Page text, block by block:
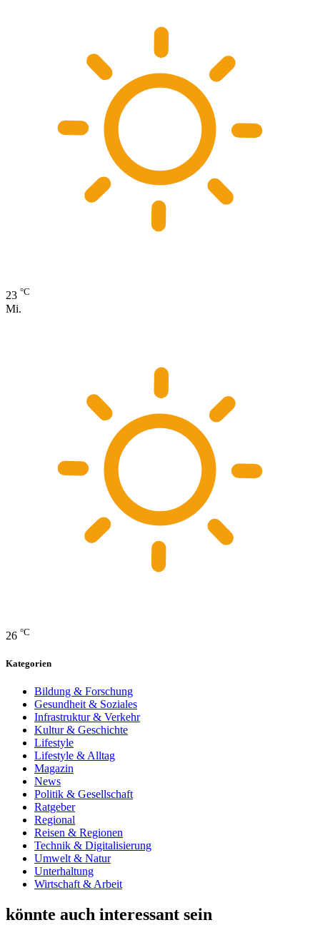
23 °C
Mi.
26 °C
Kategorien
Bildung & Forschung
Gesundheit & Soziales
Infrastruktur & Verkehr
Kultur & Geschichte
Lifestyle
Lifestyle & Alltag
Magazin
News
Politik & Gesellschaft
Ratgeber
Regional
Reisen & Regionen
Technik & Digitalisierung
Umwelt & Natur
Unterhaltung
Wirtschaft & Arbeit
könnte auch interessant sein